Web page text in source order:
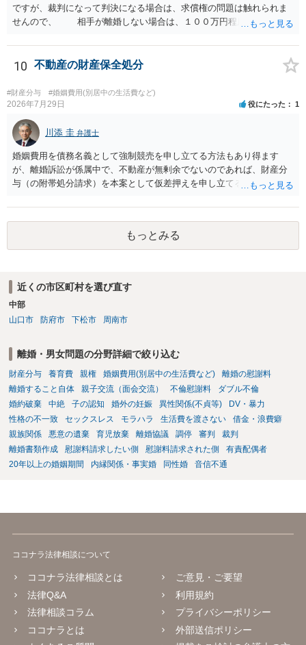
ですが、裁判になって判決になる場合は、求償権の問題は触れられま
せんので、 相手が離婚しない場合は、１００万円程度となる可能
するデメリットはありますから（経済的、時間的、精神的負担等）、
反対にご自身が、裁判も辞さずという姿勢を示すことで、プラス
に働く可能性は有り得ます。 交渉で解決する多くの場合は、相手
が弁護士に依頼しているケースで、５０万円以下で合意できる場合は
稀であると思います。 通常は、６０万円から８０万円程度になる
ことが多いというのが私の印象です。 ２ 質問② ご記載の内容が
減額を進めるうえでの交渉材料かと思います。 なお、ご自身が離
婚しないことは、交渉材料にはならないかと思いますので、ご注意く
ださい。 また、相手夫婦の婚姻関係が既に破綻していたことや、
相手女性が結婚しているとは知らなかったと主張することもあります
が、 ケースバイケースですので、ご自身の場合にそれらの主張が
が、 ２００万円でも、５０万円でも、公序良俗に反するほど高額
と思います。 そのうえで、合意できるかは、相手も納得できるか
否かにかかってはきますが。 ４ 質問④ ご記載の内容からは判断
できないのですが、 清算条項を記載しないで合意することはリス
クがありますので、むしろ、原則としては、清算条項を記載するべき
すが、可能であれば、ご依頼になるかは別として、お近くの弁護士に
お勧めいたします。 ご参考にしていただければ幸いです。
10 不動産の財産保全処分
#財産分与 #婚姻費用(別居中の生活費など)
2026年7月29日 役にたった 1
川添 圭 弁護士
婚姻費用を債務名義として強制競売を申し立てる方法もあり得ます
が、離婚訴訟が係属中で、不動産が無剰余でないのであれば、財産分
与（の附帯処分請求）を本案として仮差押えを申し立てる（法的には
えられます。弁護士へ依頼しているのであれば、担当弁護士とよく相
談してください。
もっとみる
近くの市区町村を選び直す
中部
山口市
防府市 下松市 周南市
離婚・男女問題の分野詳細で絞り込む
財産分与 養育費 親権 婚姻費用(別居中の生活費など)
離婚の慰謝料
離婚すること自体
親子交流（面会交流） 不倫慰謝料
ダブル不倫
婚約破棄
中絶 子の認知 婚外の妊娠 異性関係(不貞等)
DV・暴力
性格の不一致
セックスレス モラハラ 生活費を渡さない
借金・浪費癖
親族関係
悪意の遺棄 育児放棄 離婚協議 調停 審判
裁判
離婚書類作成
慰謝料請求したい側 慰謝料請求された側
有責配偶者
20年以上の婚姻期間
内縁関係・事実婚 同性婚 音信不通
ココナラ法律相談について
ココナラ法律相談とは
法律Q&A
法律相談コラム
ココナラとは
ご意見・ご要望
利用規約
プライバシーポリシー
外部送信ポリシー